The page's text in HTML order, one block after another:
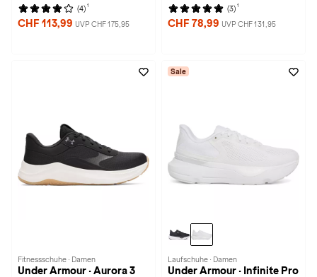
(4) 1
CHF 113,99 UVP CHF 175,95
(3) 1
CHF 78,99 UVP CHF 131,95
Fitnessschuhe · Damen
Under Armour · Aurora 3
Sale
Laufschuhe · Damen
Under Armour · Infinite Pro